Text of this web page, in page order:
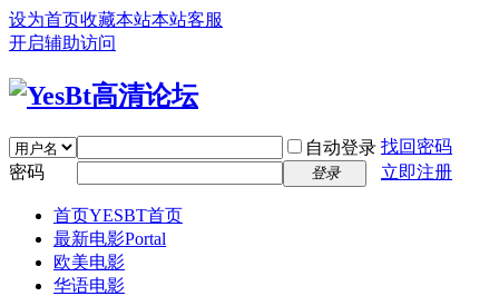
设为首页收藏本站本站客服
开启辅助访问
自动登录 找回密码
密码
登录 立即注册
首页YESBT首页
最新电影Portal
欧美电影
华语电影